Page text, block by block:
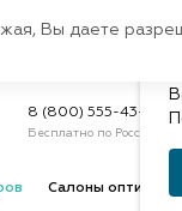
8 (800) 555-43-47
Бесплатно по России
Салоны оптики
Вы даете